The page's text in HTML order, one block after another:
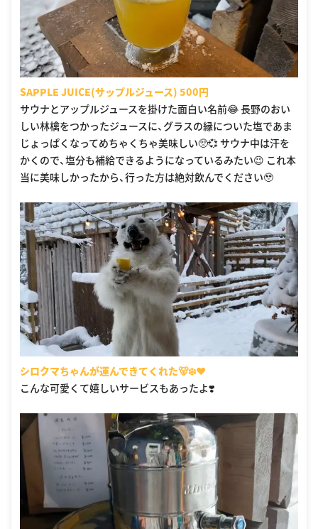
SAPPLE JUICE(サップルジュース) 500円
サウナとアップルジュースを掛けた面白い名前😂 長野のおい
しい林檎をつかったジュースに、グラスの縁についた塩であま
じょっぱくなってめちゃくちゃ美味しい🥺💞 サウナ中は汗を
かくので、塩分も補給できるようになっているみたい😉 これ本
当に美味しかったから、行った方は絶対飲んでください🥹
シロクマちゃんが運んできてくれた🐻‍❄️♥️
こんな可愛くて嬉しいサービスもあったよ❣️